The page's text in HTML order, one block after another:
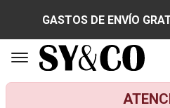
GASTOS DE ENVÍO